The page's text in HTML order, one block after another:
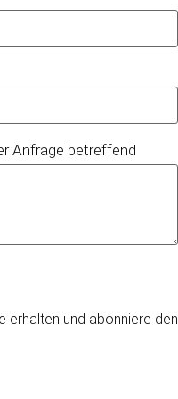
Anfrage betreffend
erhalten und abonniere den